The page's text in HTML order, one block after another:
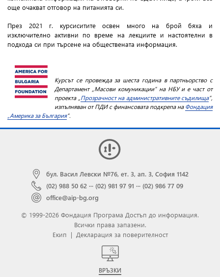
още очакват отговор на питанията си.
През 2021 г. курсиситите освен много на брой бяха и
изключително активни по време на лекциите и настоятелни в
подхода си при търсене на обществената информация.
Курсът се провежда за шеста година в партньорство с
Департамент „Масови комуникации“ на НБУ и е част от
проекта „Прозрачност на административните съдилища“,
изпълняван от ПДИ с финансовата подкрепа на Фондация
„Америка за България“.
бул. Васил Левски №76, ет. 3, ап. 3, София 1142
(02) 988 50 62 ··· (02) 981 97 91 ··· (02) 986 77 09
office@aip-bg.org
© 1999-2026 Фондация Програма Достъп до информация.
Всички права запазени.
Екип | Декларация за поверителност
ВРЪЗКИ